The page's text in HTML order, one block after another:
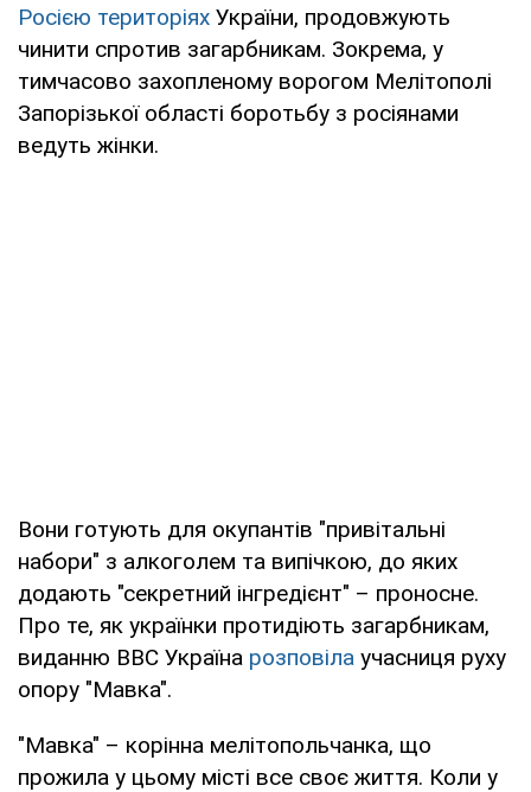
Росією територіях України, продовжують
чинити спротив загарбникам. Зокрема, у
тимчасово захопленому ворогом Мелітополі
Запорізької області боротьбу з росіянами
ведуть жінки.
Вони готують для окупантів "привітальні
набори" з алкоголем та випічкою, до яких
додають "секретний інгредієнт" – проносне.
Про те, як українки протидіють загарбникам,
виданню ВВС Україна розповіла учасниця руху
опору "Мавка".
"Мавка" – корінна мелітопольчанка, що
прожила у цьому місті все своє життя. Коли у